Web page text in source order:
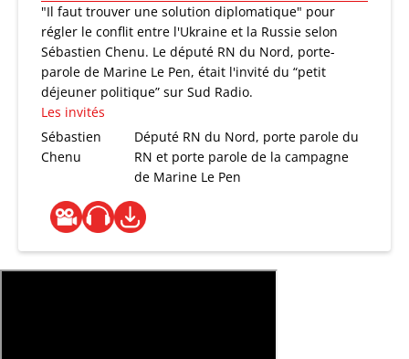
"Il faut trouver une solution diplomatique" pour
régler le conflit entre l'Ukraine et la Russie selon
Sébastien Chenu. Le député RN du Nord, porte-
parole de Marine Le Pen, était l'invité du “petit
déjeuner politique” sur Sud Radio.
Les invités
Sébastien
Chenu
Député RN du Nord, porte parole du
RN et porte parole de la campagne
de Marine Le Pen